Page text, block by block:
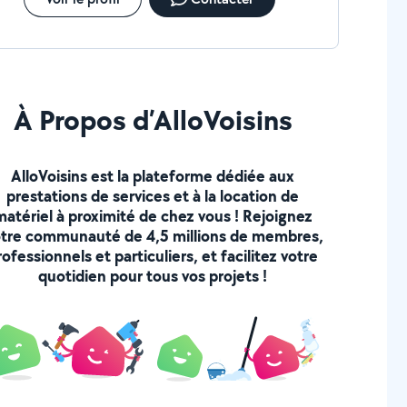
À Propos d’AlloVoisins
AlloVoisins est la plateforme dédiée aux
prestations de services et à la location de
à proximité de chez vous ! Rejoignez
communauté de 4,5 millions de membres,
et particuliers, et facilitez votre
quotidien pour tous vos projets !